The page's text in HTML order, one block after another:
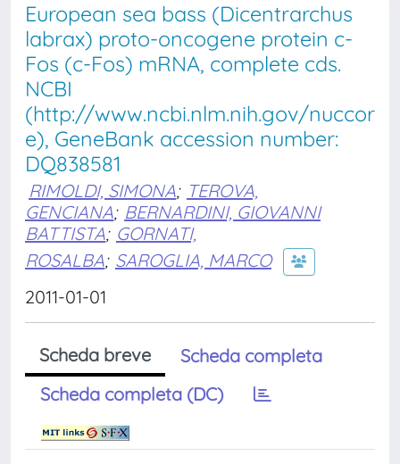
European sea bass (Dicentrarchus
labrax) proto-oncogene protein c-
Fos (c-Fos) mRNA, complete cds.
NCBI
(http://www.ncbi.nlm.nih.gov/nuccor
e), GeneBank accession number:
DQ838581
RIMOLDI, SIMONA; TEROVA,
GENCIANA; BERNARDINI, GIOVANNI
BATTISTA; GORNATI,
ROSALBA; SAROGLIA, MARCO
2011-01-01
Scheda breve
Scheda completa
Scheda completa (DC)